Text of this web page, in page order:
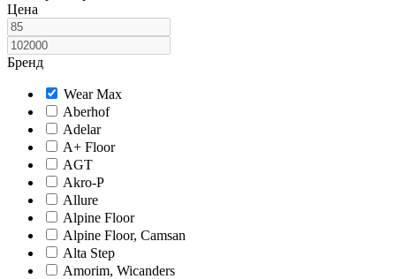
Цена
Бренд
Wear Max
Aberhof
Adelar
A+ Floor
AGT
Akro-P
Allure
Alpine Floor
Alpine Floor, Camsan
Alta Step
Amorim, Wicanders